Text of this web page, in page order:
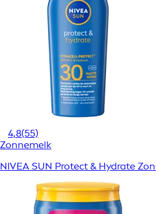
4,8(55)
Zonnemelk
NIVEA SUN Protect & Hydrate